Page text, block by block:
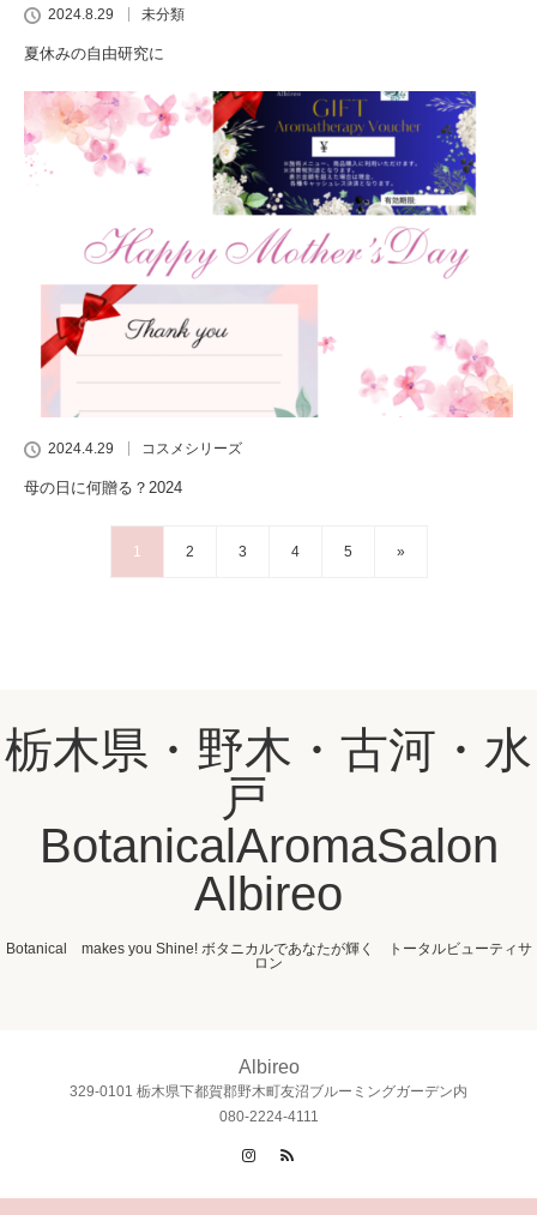
2024.8.29 未分類
夏休みの自由研究に
2024.4.29 コスメシリーズ
母の日に何贈る？2024
1 2 3 4 5 »
栃木県・野木・古河・水
戸
BotanicalAromaSalon
Albireo
Botanical makes you Shine! ボタニカルであなたが輝く トータルビューティサ
ロン
Albireo
329-0101 栃木県下都賀郡野木町友沼ブルーミングガーデン内
080-2224-4111
Instagram